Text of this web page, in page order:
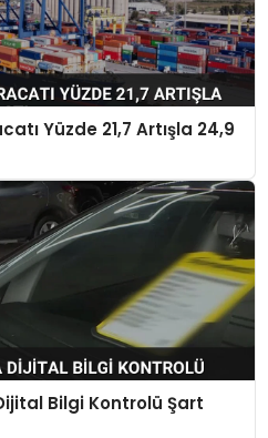
Yüzde 21,7 Artışla 24,9
Bilgi Kontrolü Şart